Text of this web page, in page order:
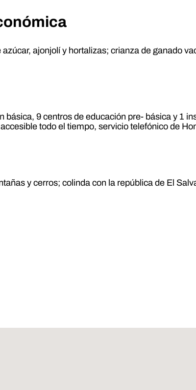
ajonjolí y hortalizas; crianza de ganado
básica, 9 centros de educación pre- básica y 1
todo el tiempo, servicio telefónico de
y cerros; colinda con la república de El